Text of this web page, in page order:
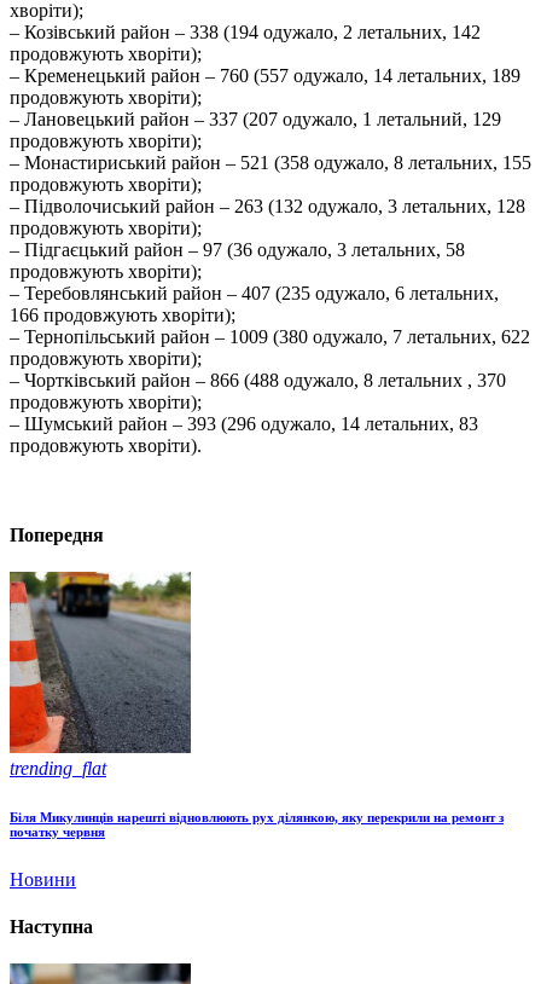
хворіти);
– Козівський район – 338 (194 одужало, 2 летальних, 142
продовжують хворіти);
– Кременецький район – 760 (557 одужало, 14 летальних, 189
продовжують хворіти);
– Лановецький район – 337 (207 одужало, 1 летальний, 129
продовжують хворіти);
– Монастириський район – 521 (358 одужало, 8 летальних, 155
продовжують хворіти);
– Підволочиський район – 263 (132 одужало, 3 летальних, 128
продовжують хворіти);
– Підгаєцький район – 97 (36 одужало, 3 летальних, 58
продовжують хворіти);
– Теребовлянський район – 407 (235 одужало, 6 летальних,
166 продовжують хворіти);
– Тернопільський район – 1009 (380 одужало, 7 летальних, 622
продовжують хворіти);
– Чортківський район – 866 (488 одужало, 8 летальних , 370
продовжують хворіти);
– Шумський район – 393 (296 одужало, 14 летальних, 83
продовжують хворіти).
Попередня
trending_flat
Біля Микулинців нарешті відновлюють рух ділянкою, яку перекрили на ремонт з
початку червня
Новини
Наступна